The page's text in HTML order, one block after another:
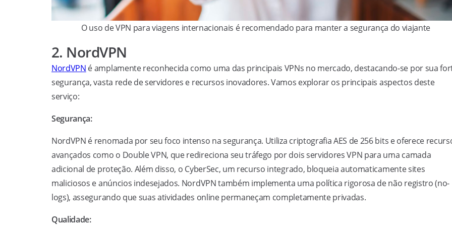
O uso de VPN para viagens internacionais é recomendado para manter a segurança do viajante
2. NordVPN
NordVPN é amplamente reconhecida como uma das principais VPNs no mercado, destacando-se por sua
segurança, vasta rede de servidores e recursos inovadores. Vamos explorar os principais aspectos deste
serviço:
Segurança:
NordVPN é renomada por seu foco intenso na segurança. Utiliza criptografia AES de 256 bits e oferece
avançados como o Double VPN, que redireciona seu tráfego por dois servidores VPN para uma camada
adicional de proteção. Além disso, o CyberSec, um recurso integrado, bloqueia automaticamente sites
maliciosos e anúncios indesejados. NordVPN também implementa uma política rigorosa de não registro (no-
logs), assegurando que suas atividades online permaneçam completamente privadas.
Qualidade: